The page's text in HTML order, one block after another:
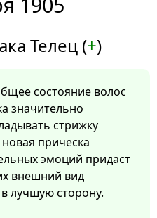
Телец (+)
состояние волос
значительно
стрижку
прическа
эмоций придаст
внешний вид
лучшую сторону.